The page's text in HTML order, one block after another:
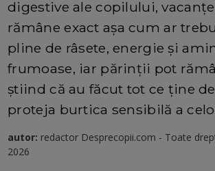
digestive ale copilului,
rămâne exact așa cum ar
pline de râsete, energie și
frumoase, iar părinții pot
știind că au făcut tot ce ține
proteja burtica sensibilă a
autor: redactor Desprecopii.com - Toate
2026